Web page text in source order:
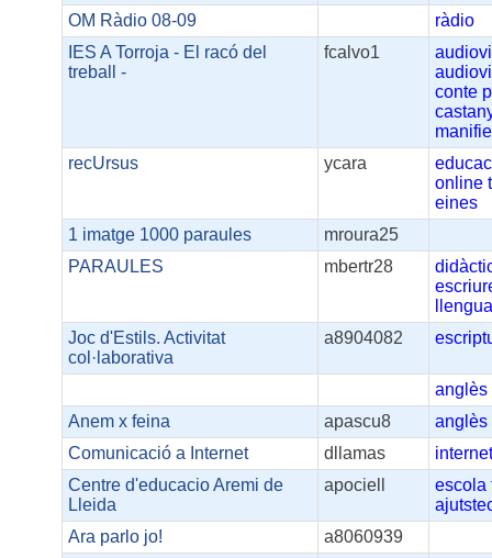
OM Ràdio 08-09
ràdio
IES A Torroja - El racó del
treball -
fcalvo1
conte
recUrsus
ycara
online
eines
1 imatge 1000 paraules
mroura25
PARAULES
mbertr28
Joc d'Estils. Activitat
col·laborativa
a8904082
anglès
Anem x feina
apascu8
anglès
Comunicació a Internet
dllamas
Centre d'educacio Aremi de
Lleida
apociell escola
Ara parlo jo!
a8060939